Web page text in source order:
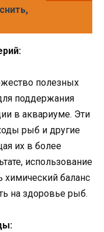
полезных
поддержания
в аквариуме. Эти
рыб и другие
их в более
использование
баланс
на здоровье рыб.